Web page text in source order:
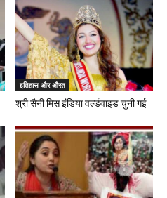
इतिहास और औरत
श्री सैनी मिस इंडिया वर्ल्डवाइड चुनी गई